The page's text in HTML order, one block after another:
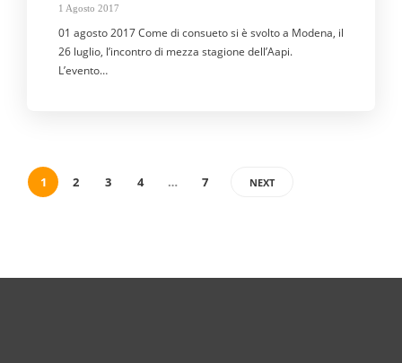
1 Agosto 2017
01 agosto 2017 Come di consueto si è svolto a Modena, il
26 luglio, l’incontro di mezza stagione dell’Aapi.
L’evento…
1 2 3 4 … 7 NEXT